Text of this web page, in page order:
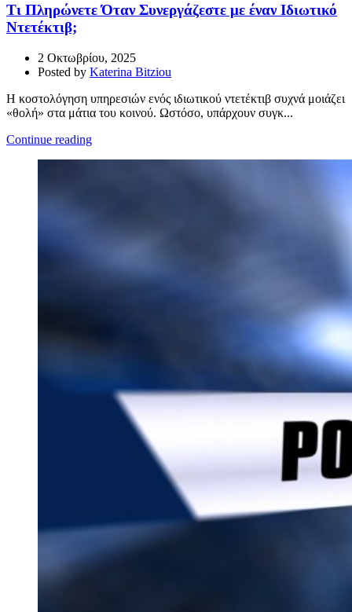
Τι Πληρώνετε Όταν Συνεργάζεστε με έναν Ιδιωτικό
Ντετέκτιβ;
2 Οκτωβρίου, 2025
Posted by Katerina Bitziou
Η κοστολόγηση υπηρεσιών ενός ιδιωτικού ντετέκτιβ συχνά μοιάζει
«θολή» στα μάτια του κοινού. Ωστόσο, υπάρχουν συγκ...
Continue reading